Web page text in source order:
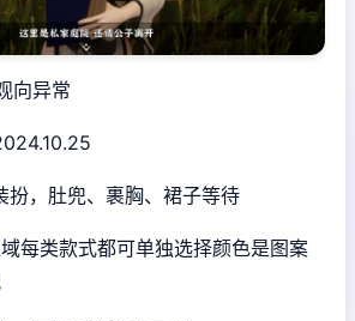
向异常
扮，肚兜、裹胸、裙子等待
每类款式都可单独选择颜色是图案